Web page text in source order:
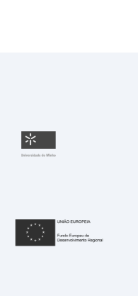
Fundação para a
República Portuguesa